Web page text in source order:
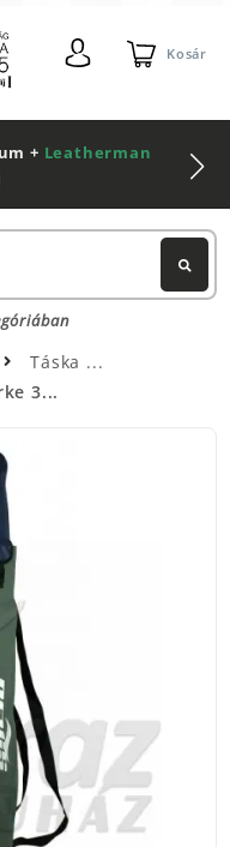
Kosár
+ Leatherman
Táska
3...